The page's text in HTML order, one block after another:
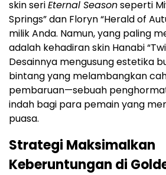
skin seriEternal Seasonseperti
Springs” dan Floryn “Herald of
milik Anda. Namun, yang paling
adalah kehadiran skin Hanabi
Desainnya mengusung estetika
bintang yang melambangkan
pembaruan—sebuah
indah bagi para pemain yang
puasa.
Strategi Maksimalkan
Keberuntungan di